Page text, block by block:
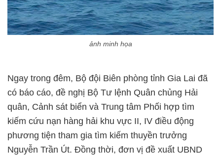
ảnh minh họa
Ngay trong đêm, Bộ đội Biên phòng tỉnh Gia Lai đã
có báo cáo, đề nghị Bộ Tư lệnh Quân chủng Hải
quân, Cảnh sát biển và Trung tâm Phối hợp tìm
kiếm cứu nạn hàng hải khu vực II, IV điều động
phương tiện tham gia tìm kiếm thuyền trưởng
Nguyễn Trần Út. Đồng thời, đơn vị đề xuất UBND